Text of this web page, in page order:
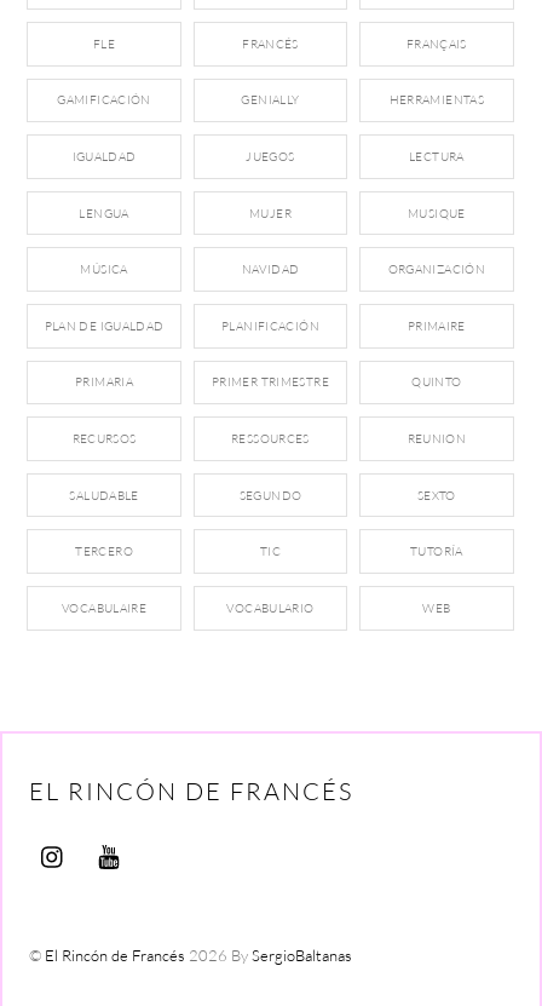
FLE FRANCÉS FRANÇAIS
GAMIFICACIÓN GENIALLY HERRAMIENTAS
IGUALDAD JUEGOS LECTURA
LENGUA MUJER MUSIQUE
MÚSICA NAVIDAD ORGANIZACIÓN
PLAN DE IGUALDAD PLANIFICACIÓN PRIMAIRE
PRIMARIA PRIMER TRIMESTRE QUINTO
RECURSOS RESSOURCES REUNION
SALUDABLE SEGUNDO SEXTO
TERCERO TIC TUTORÍA
VOCABULAIRE VOCABULARIO WEB
EL RINCÓN DE FRANCÉS
© El Rincón de Francés 2026 BySergioBaltanas